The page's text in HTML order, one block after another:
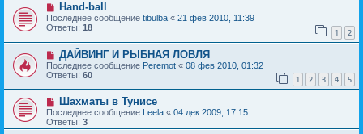
Hand-ball
Последнее сообщение tibulba « 21 фев 2010, 11:39
Ответы: 18 1 2
ДАЙВИНГ И РЫБНАЯ ЛОВЛЯ
Последнее сообщение Peremot « 08 фев 2010, 01:32
Ответы: 60 1 2 3 4 5
Шахматы в Тунисе
Последнее сообщение Leela « 04 дек 2009, 17:15
Ответы: 3